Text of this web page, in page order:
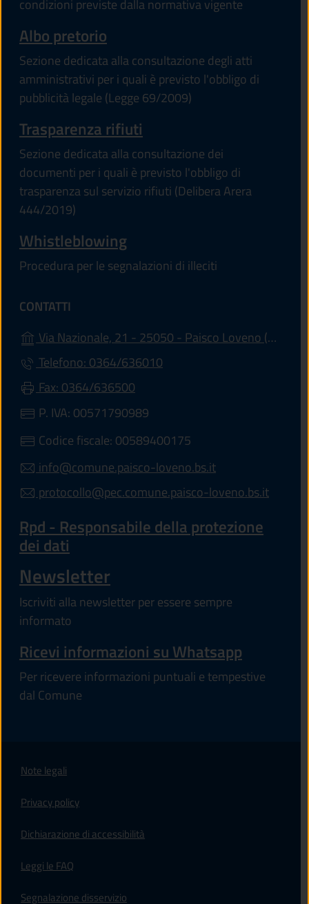
condizioni previste dalla normativa vigente
Albo pretorio
Sezione dedicata alla consultazione degli atti
amministrativi per i quali è previsto l'obbligo di
pubblicità legale (Legge 69/2009)
Trasparenza rifiuti
Sezione dedicata alla consultazione dei
documenti per i quali è previsto l'obbligo di
trasparenza sul servizio rifiuti (Delibera Arera
444/2019)
Whistleblowing
Procedura per le segnalazioni di illeciti
CONTATTI
Via Nazionale, 21 - 25050 - Paisco Loveno (BS)
Telefono: 0364/636010
Fax: 0364/636500
P. IVA: 00571790989
Codice fiscale: 00589400175
info@comune.paisco-loveno.bs.it
protocollo@pec.comune.paisco-loveno.bs.it
Rpd - Responsabile della protezione
dei dati
Newsletter
Iscriviti alla newsletter per essere sempre
informato
Ricevi informazioni su Whatsapp
Per ricevere informazioni puntuali e tempestive
dal Comune
Note legali
Privacy policy
Dichiarazione di accessibilità
Leggi le FAQ
Segnalazione disservizio